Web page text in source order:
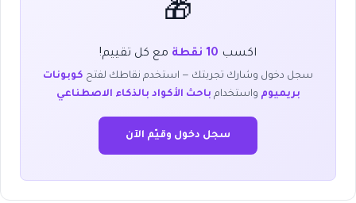
🎁
اكسب 10 نقطة مع كل تقييم!
سجل دخول وشارك تجربتك — استخدم نقاطك لفتح كوبونات
بريميوم واستخدام باحث الأكواد بالذكاء الاصطناعي
سجل دخول وقيّم الآن